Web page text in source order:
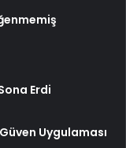
Erdi
Uygulaması